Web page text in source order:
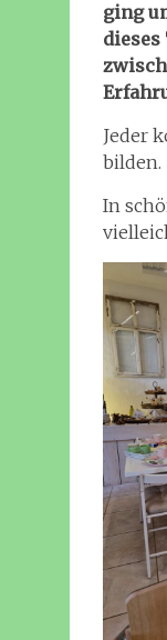
ging
dieses
Jeder
bilden.
In